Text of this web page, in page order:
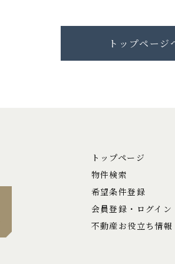
トップページ
トップページ
物件検索
希望条件登録
会員登録・ログイン
不動産お役立ち情報